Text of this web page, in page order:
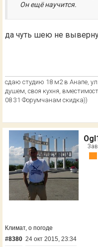
Он ещё научится.
да чуть шею не
сдаю студию 18 м2 в Анапе,
душем, своя кухня,
08 31 Форумчанам скидка))
Климат, о погоде
#8380 24 окт 2015, 23:34